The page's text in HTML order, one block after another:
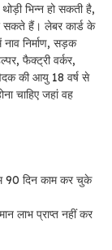
भिन्न हो सकती है,
सकते हैं। लेबर कार्ड के
निर्माण, सड़क
फैक्ट्री वर्कर,
की आयु 18 वर्ष से
चाहिए जहां वह
90 दिन काम कर चुके
लाभ प्राप्त नहीं कर